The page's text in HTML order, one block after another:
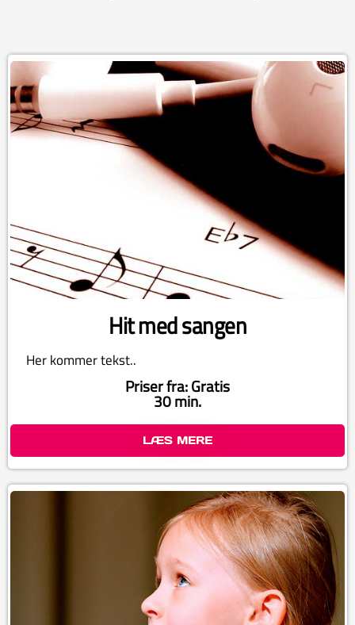
Hit med sangen
Her kommer tekst..
Priser fra: Gratis
30 min.
LÆS MERE